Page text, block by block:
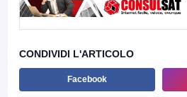
CONDIVIDI L'ARTICOLO
Facebook